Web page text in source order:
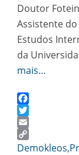
Doutor
Assistente
Estudos
da
mais…
Facebook
Twitter
Email
Copy
Demokleos,